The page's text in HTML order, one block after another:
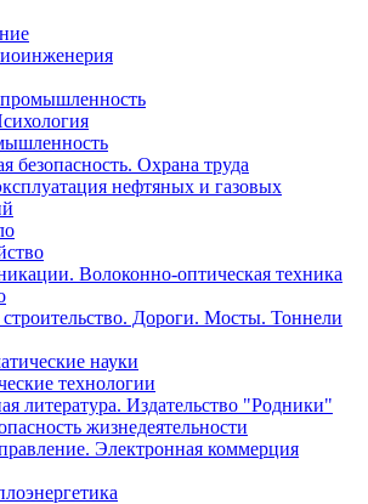
промышленность
Охрана труда
нефтяных и газовых
Волоконно-оптическая техника
Дороги. Мосты. Тоннели
науки
технологии
литература. Издательство "Родники"
жизнедеятельности
Электронная коммерция